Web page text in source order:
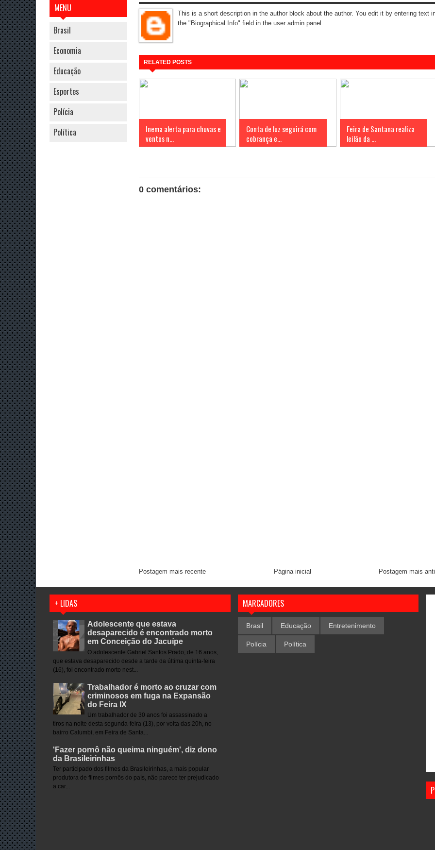
MENU
Brasil
Economia
Educação
Esportes
Polícia
Política
This is a short description in the author block about the author. You edit it by entering text
the "Biographical Info" field in the user admin panel.
RELATED POSTS
Inema alerta para chuvas e
ventos n...
Conta de luz seguirá com
cobrança e...
Feira de Santana realiza
leilão da ...
0 comentários:
Postagem mais recente Postagem mais
Página inicial
+ LIDAS
Adolescente que estava
desaparecido é encontrado morto
em Conceição do Jacuípe
O adolescente Gabriel Santos Prado, de 16 anos,
que estava desaparecido desde a tarde da última quinta-feira
(16), foi encontrado morto nest...
Trabalhador é morto ao cruzar com
criminosos em fuga na Expansão
do Feira IX
Um trabalhador de 30 anos foi assassinado a
tiros na noite desta segunda-feira (13), por volta das 20h, no
bairro Calumbi, em Feira de Santa...
'Fazer pornô não queima ninguém', diz dono
da Brasileirinhas
Ter participado dos filmes da Brasileirinhas, a mais popular
produtora de filmes pornôs do país, não parece ter prejudicado
a car...
MARCADORES
Brasil Educação Entretenimento
Polícia Política